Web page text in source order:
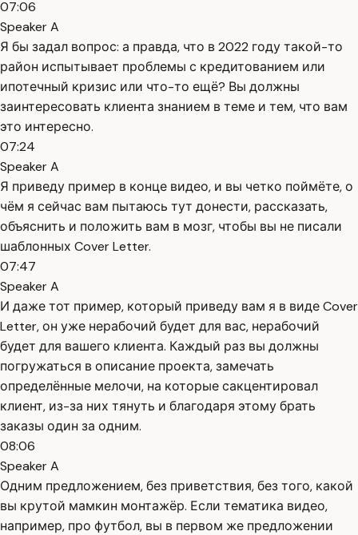
07:06
Speaker A
Я бы задал вопрос: а правда, что в 2022 году такой-то
район испытывает проблемы с кредитованием или
ипотечный кризис или что-то ещё? Вы должны
заинтересовать клиента знанием в теме и тем, что вам
это интересно.
07:24
Speaker A
Я приведу пример в конце видео, и вы четко поймёте, о
чём я сейчас вам пытаюсь тут донести, рассказать,
объяснить и положить вам в мозг, чтобы вы не писали
шаблонных Cover Letter.
07:47
Speaker A
И даже тот пример, который приведу вам я в виде Cover
Letter, он уже нерабочий будет для вас, нерабочий
будет для вашего клиента. Каждый раз вы должны
погружаться в описание проекта, замечать
определённые мелочи, на которые сакцентировал
клиент, из-за них тянуть и благодаря этому брать
заказы один за одним.
08:06
Speaker A
Одним предложением, без приветствия, без того, какой
вы крутой мамкин монтажёр. Если тематика видео,
например, про футбол, вы в первом же предложении